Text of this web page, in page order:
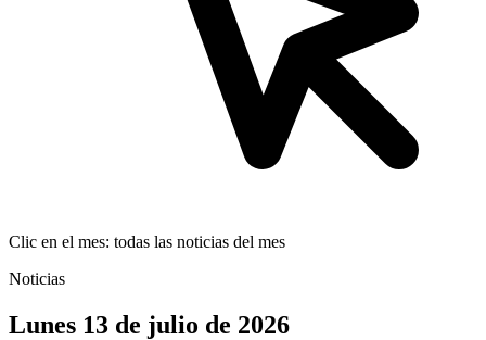
Clic en el mes: todas las noticias del mes
Noticias
Lunes 13 de julio de 2026